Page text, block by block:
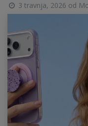
3 travnja, 2026 od